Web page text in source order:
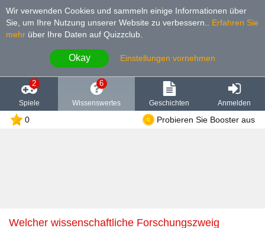
Wir verwenden Cookies und sammeln einige Informationen über
Sie, um Ihre Nutzung unserer Website zu verbessern.
Erfahren Sie
mehr über Ihre Daten auf Quizzclub.
Okay Einstellungen vornehmen
2
Spiele
6
Wissenswertes Geschichten Anmelden
0 Probieren Sie Booster aus
Welcher wissenschaftliche Forschungszweig